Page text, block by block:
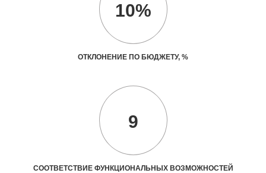
10%
ОТКЛОНЕНИЕ ПО БЮДЖЕТУ, %
9
СООТВЕТСТВИЕ ФУНКЦИОНАЛЬНЫХ ВОЗМОЖНОСТЕЙ